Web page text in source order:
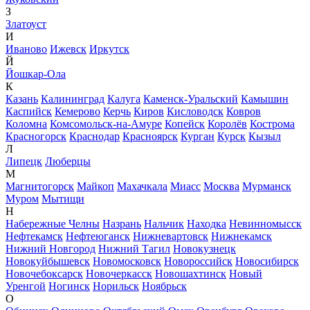
З
Златоуст
И
Иваново Ижевск Иркутск
Й
Йошкар-Ола
К
Казань Калининград Калуга Каменск-Уральский Камышин
Каспийск Кемерово Керчь Киров Кисловодск Ковров
Коломна Комсомольск-на-Амуре Копейск Королёв Кострома
Красногорск Краснодар Красноярск Курган Курск Кызыл
Л
Липецк Люберцы
М
Магнитогорск Майкоп Махачкала Миасс Москва Мурманск
Муром Мытищи
Н
Набережные Челны Назрань Нальчик Находка Невинномысск
Нефтекамск Нефтеюганск Нижневартовск Нижнекамск
Нижний Новгород Нижний Тагил Новокузнецк
Новокуйбышевск Новомосковск Новороссийск Новосибирск
Новочебоксарск Новочеркасск Новошахтинск Новый
Уренгой Ногинск Норильск Ноябрьск
О